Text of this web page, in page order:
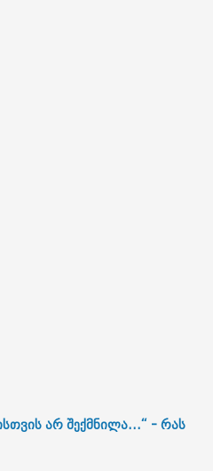
არ შექმნილა...“ - რას